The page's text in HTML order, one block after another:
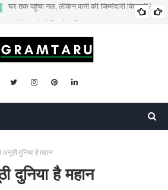
कर्ज के सहारे खेती करेगा किसान?
अनूठी दुनिया है महान
दुनिया है महान